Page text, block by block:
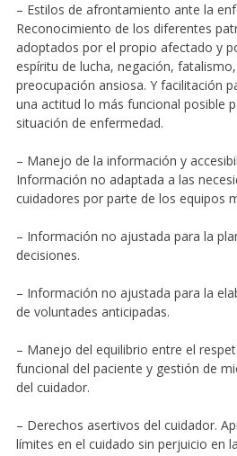
– Estilos de afrontamiento ante la
Reconocimiento de los diferentes
adoptados por el propio afectado y
espíritu de lucha, negación,
preocupación ansiosa. Y facilitación
una actitud lo más funcional posible
situación de enfermedad.
– Manejo de la información y
Información no adaptada a las
cuidadores por parte de los equipos
– Información no ajustada para la
decisiones.
– Información no ajustada para la
de voluntades anticipadas.
– Manejo del equilibrio entre el
funcional del paciente y gestión de
del cuidador.
– Derechos asertivos del cuidador.
límites en el cuidado sin perjuicio en